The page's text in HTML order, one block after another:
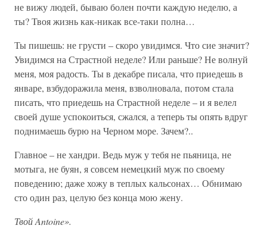
не вижу людей, бываю болен почти каждую неделю, а
ты? Твоя жизнь как-никак все-таки полна…
Ты пишешь: не грусти – скоро увидимся. Что сие значит?
Увидимся на Страстной неделе? Или раньше? Не волнуй
меня, моя радость. Ты в декабре писала, что приедешь в
январе, взбудоражила меня, взволновала, потом стала
писать, что приедешь на Страстной неделе – и я велел
своей душе успокоиться, сжался, а теперь ты опять вдруг
поднимаешь бурю на Черном море. Зачем?..
Главное – не хандри. Ведь муж у тебя не пьяница, не
мотыга, не буян, я совсем немецкий муж по своему
поведению; даже хожу в теплых кальсонах… Обнимаю
сто один раз, целую без конца мою жену.
Твой Antoine».